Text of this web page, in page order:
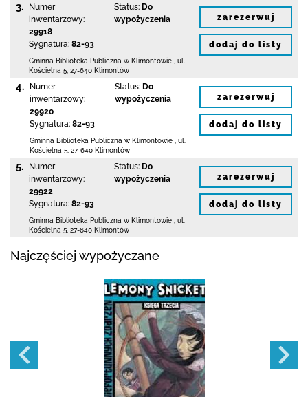
3.
Numer
inwentarzowy:
29918
Sygnatura: 82-93
Status: Do
wypożyczenia
Gminna Biblioteka Publiczna w Klimontowie
ul.
Kościelna 5 27-640 Klimontów
zarezerwuj
dodaj do listy
4.
Numer
inwentarzowy:
29920
Sygnatura: 82-93
Status: Do
wypożyczenia
Gminna Biblioteka Publiczna w Klimontowie
ul.
Kościelna 5 27-640 Klimontów
zarezerwuj
dodaj do listy
5.
Numer
inwentarzowy:
29922
Sygnatura: 82-93
Status: Do
wypożyczenia
Gminna Biblioteka Publiczna w Klimontowie
ul.
Kościelna 5 27-640 Klimontów
zarezerwuj
dodaj do listy
Najczęściej wypożyczane